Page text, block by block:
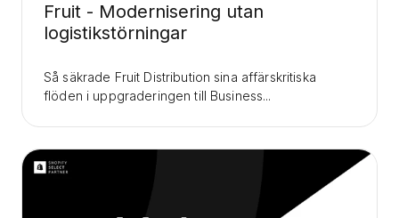
Fruit - Modernisering utan
logistikstörningar
Så säkrade Fruit Distribution sina affärskritiska
flöden i uppgraderingen till Business...